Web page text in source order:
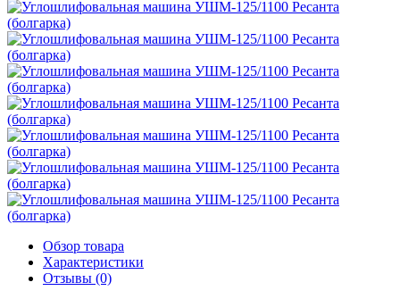
Обзор товара
Характеристики
Отзывы (0)